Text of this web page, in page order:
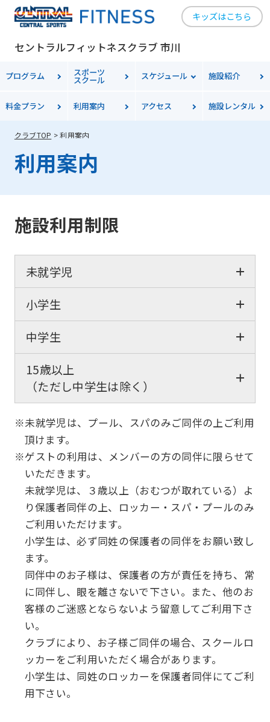
キッズはこちら
セントラルフィットネスクラブ 市川
プログラム スポーツ
スクール スケジュール 施設紹介
料金プラン 利用案内 アクセス 施設レンタル
クラブTOP 利用案内
利用案内
施設利用制限
未就学児
小学生
中学生
15歳以上
（ただし中学生は除く）
※未就学児は、プール、スパのみご同伴の上ご利用
頂けます。
※ゲストの利用は、メンバーの方の同伴に限らせて
いただきます。
未就学児は、３歳以上（おむつが取れている）よ
り保護者同伴の上、ロッカー・スパ・プールのみ
ご利用いただけます。
小学生は、必ず同姓の保護者の同伴をお願い致し
ます。
同伴中のお子様は、保護者の方が責任を持ち、常
に同伴し、眼を離さないで下さい。また、他のお
客様のご迷惑とならないよう留意してご利用下さ
い。
クラブにより、お子様ご同伴の場合、スクールロ
ッカーをご利用いただく場合があります。
小学生は、同姓のロッカーを保護者同伴にてご利
用下さい。